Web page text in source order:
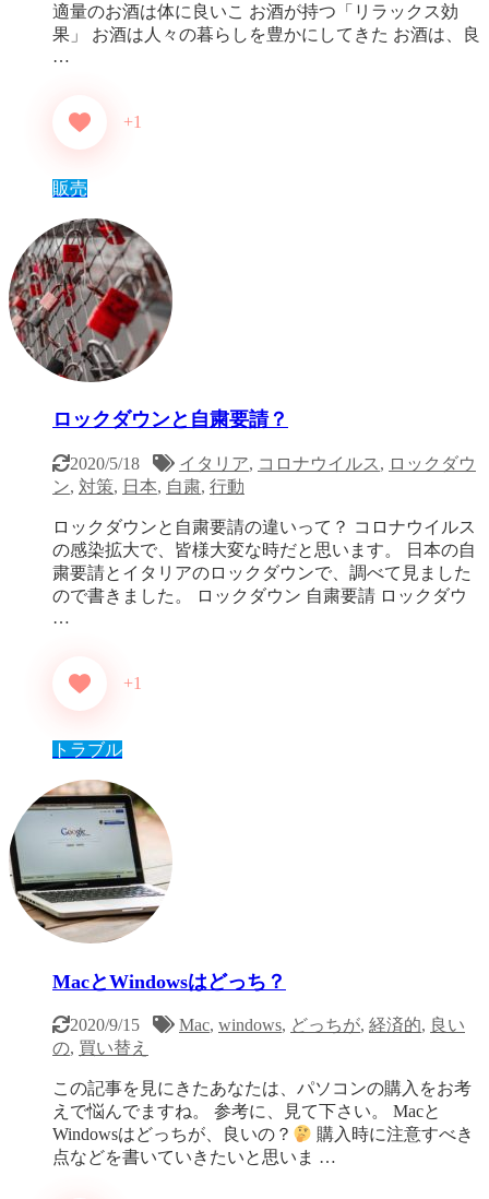
適量のお酒は体に良いこ お酒が持つ「リラックス効
果」 お酒は人々の暮らしを豊かにしてきた お酒は、良
…
+1
販売
ロックダウンと自粛要請？
2020/5/18 イタリア, コロナウイルス , ロックダウ
ン, 対策, 日本, 自粛, 行動
ロックダウンと自粛要請の違いって？ コロナウイルス
の感染拡大で、皆様大変な時だと思います。 日本の自
粛要請とイタリアのロックダウンで、調べて見ました
ので書きました。 ロックダウン 自粛要請 ロックダウ
…
+1
トラブル
MacとWindowsはどっち？
2020/9/15 Mac, windows, どっちが, 経済的, 良い
の, 買い替え
この記事を見にきたあなたは、パソコンの購入をお考
えで悩んでますね。 参考に、見て下さい。 Macと
Windowsはどっちが、良いの？
購入時に注意すべき
点などを書いていきたいと思いま …